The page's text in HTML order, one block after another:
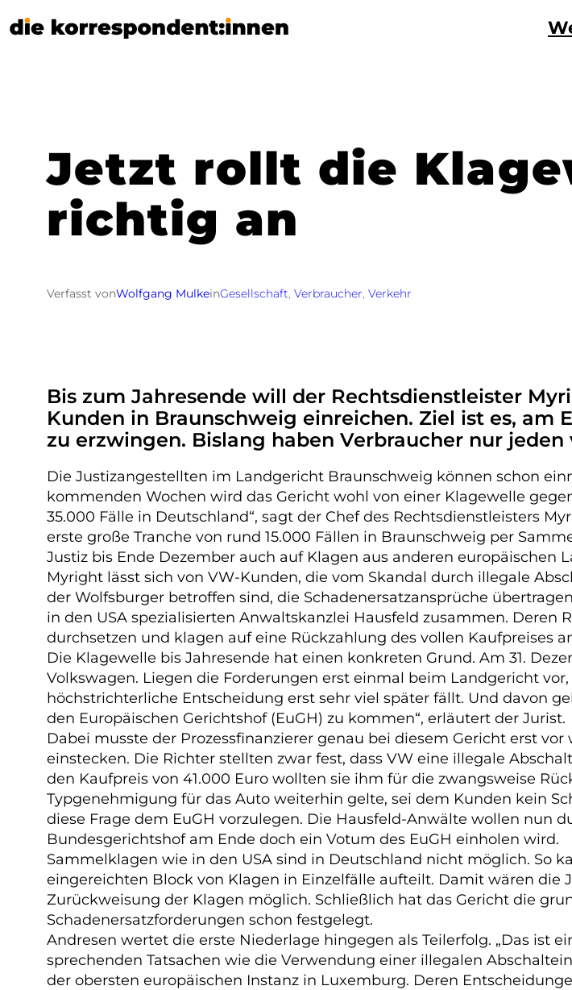
Jetzt rollt die
richtig an
Verfasst vonWolfgang MulkeinGesellschaft, Verbraucher, Verkehr
Bis zum Jahresende will der Rechtsdienstleister
Kunden in Braunschweig einreichen. Ziel ist es, am
zu erzwingen. Bislang haben Verbraucher nur
Die Justizangestellten im Landgericht Braunschweig können schon
kommenden Wochen wird das Gericht wohl von einer Klagewelle
35.000 Fälle in Deutschland“, sagt der Chef des Rechtsdienstleisters
erste große Tranche von rund 15.000 Fällen in Braunschweig per
Justiz bis Ende Dezember auch auf Klagen aus anderen europäischen
Myright lässt sich von VW-Kunden, die vom Skandal durch illegale
der Wolfsburger betroffen sind, die Schadenersatzansprüche
in den USA spezialisierten Anwaltskanzlei Hausfeld zusammen.
durchsetzen und klagen auf eine Rückzahlung des vollen Kaufpreises
Die Klagewelle bis Jahresende hat einen konkreten Grund. Am 31.
Volkswagen. Liegen die Forderungen erst einmal beim Landgericht
höchstrichterliche Entscheidung erst sehr viel später fällt. Und davon
den Europäischen Gerichtshof (EuGH) zu kommen“, erläutert der Jurist.
Dabei musste der Prozessfinanzierer genau bei diesem Gericht erst
einstecken. Die Richter stellten zwar fest, dass VW eine illegale
den Kaufpreis von 41.000 Euro wollten sie ihm für die zwangsweise
Typgenehmigung für das Auto weiterhin gelte, sei dem Kunden kein
diese Frage dem EuGH vorzulegen. Die Hausfeld-Anwälte wollen nun
Bundesgerichtshof am Ende doch ein Votum des EuGH einholen wird.
Sammelklagen wie in den USA sind in Deutschland nicht möglich. So
eingereichten Block von Klagen in Einzelfälle aufteilt. Damit wären die
Zurückweisung der Klagen möglich. Schließlich hat das Gericht die
Schadenersatzforderungen schon festgelegt.
Andresen wertet die erste Niederlage hingegen als Teilerfolg. „Das ist
sprechenden Tatsachen wie die Verwendung einer illegalen
der obersten europäischen Instanz in Luxemburg. Deren